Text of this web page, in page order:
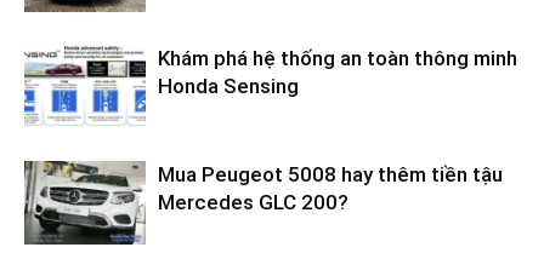
Khám phá hệ thống an toàn thông minh
Honda Sensing
Mua Peugeot 5008 hay thêm tiền tậu
Mercedes GLC 200?